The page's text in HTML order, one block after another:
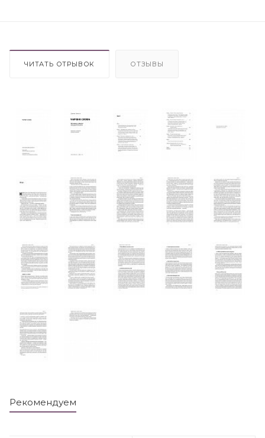
ЧИТАТЬ ОТРЫВОК ОТЗЫВЫ
Рекомендуем